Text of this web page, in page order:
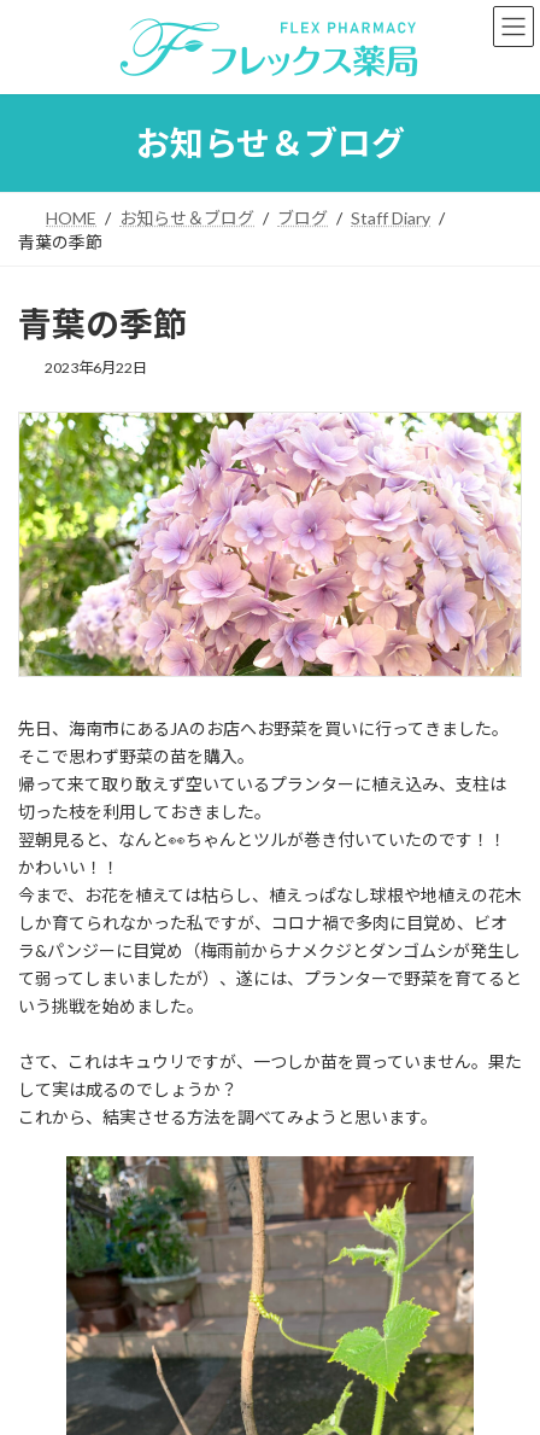
お知らせ＆ブログ
HOME お知らせ＆ブログ ブログ
Staff Diary
青葉の季節
青葉の季節
2023年6月22日
先日、海南市にあるJAのお店へお野菜を買いに行ってきました。
そこで思わず野菜の苗を購入。
帰って来て取り敢えず空いているプランターに植え込み、支柱は
切った枝を利用しておきました。
翌朝見ると、なんと👀ちゃんとツルが巻き付いていたのです！！
かわいい！！
今まで、お花を植えては枯らし、植えっぱなし球根や地植えの花木
しか育てられなかった私ですが、コロナ禍で多肉に目覚め、ビオ
ラ&パンジーに目覚め（梅雨前からナメクジとダンゴムシが発生し
て弱ってしまいましたが）、遂には、プランターで野菜を育てると
いう挑戦を始めました。
さて、これはキュウリですが、一つしか苗を買っていません。果た
して実は成るのでしょうか？
これから、結実させる方法を調べてみようと思います。